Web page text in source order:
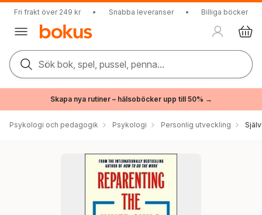
Fri frakt över 249 kr • Snabba leveranser • Billiga böcker
Sök bok, spel, pussel, penna...
Skapa nya rutiner – hälsoböcker upp till 50% →
Psykologi och pedagogik Psykologi Personlig utveckling